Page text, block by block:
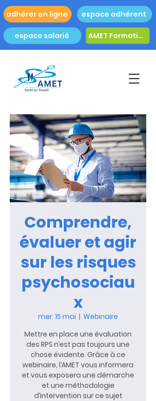
adhérer en ligne espace adhérent
espace salarié AMET Formation
Comprendre,
évaluer et agir
sur les risques
psychosociau
x
mer. 15 mai
  |
Webinaire
Mettre en place une évaluation
des RPS n’est pas toujours une
chose évidente. Grâce à ce
webinaire, l’AMET vous informera
et vous exposera une démarche
et une méthodologie
d’intervention sur ce sujet